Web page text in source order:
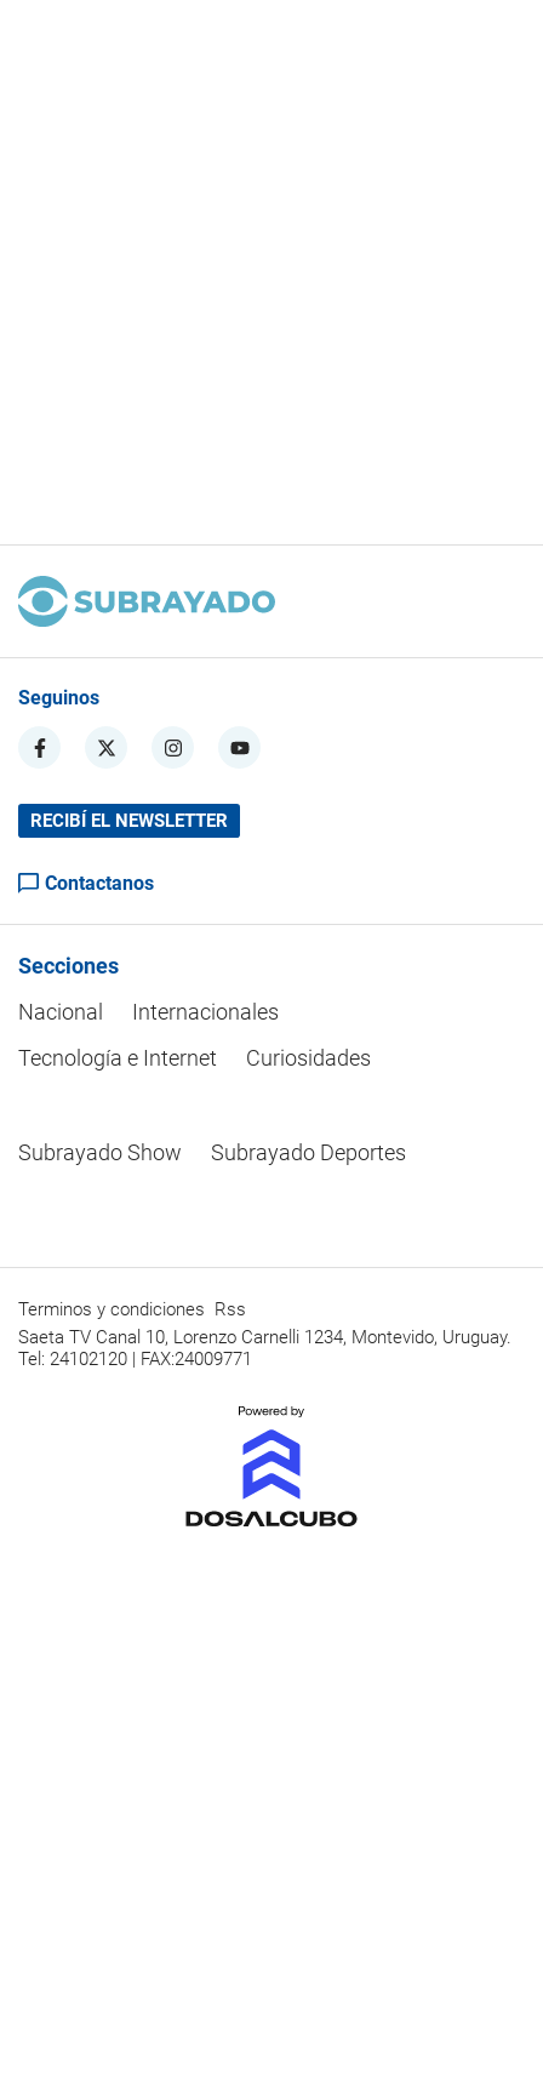
Seguinos
RECIBÍ EL NEWSLETTER
Contactanos
Secciones
Nacional
Internacionales
Tecnología e Internet
Curiosidades
Subrayado Show Subrayado Deportes
Terminos y condiciones Rss
Saeta TV Canal 10, Lorenzo Carnelli 1234, Montevido, Uruguay.
Tel: 24102120 | FAX:24009771